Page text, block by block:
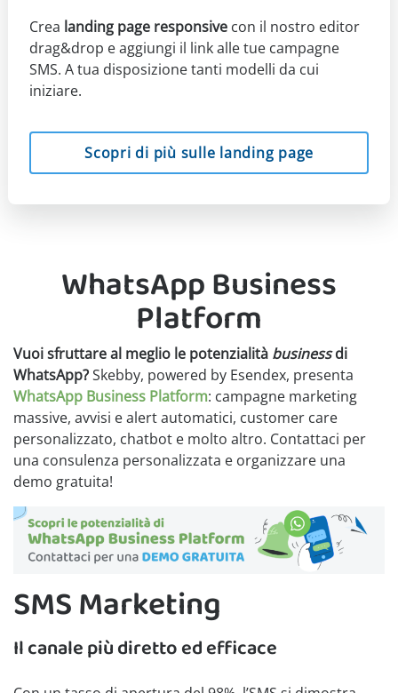
Crea landing page responsive con il nostro editor
drag&drop e aggiungi il link alle tue campagne
SMS. A tua disposizione tanti modelli da cui
iniziare.
Scopri di più sulle landing page
WhatsApp Business
Platform
Vuoi sfruttare al meglio le potenzialità businessdi
WhatsApp?Skebby, powered by Esendex, presenta
WhatsApp Business Platform: campagne marketing
massive, avvisi e alert automatici, customer care
personalizzato, chatbot e molto altro. Contattaci per
una consulenza personalizzata e organizzare una
demo gratuita!
SMS Marketing
Il canale più diretto ed efficace